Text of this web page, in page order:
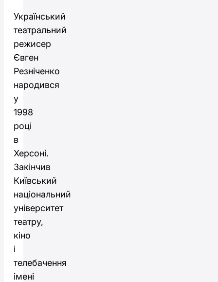
Український
театральний
режисер
Євген
Резніченко
народився
у
1998
році
в
Херсоні.
Закінчив
Київський
національний
університет
театру,
кіно
і
телебачення
імені